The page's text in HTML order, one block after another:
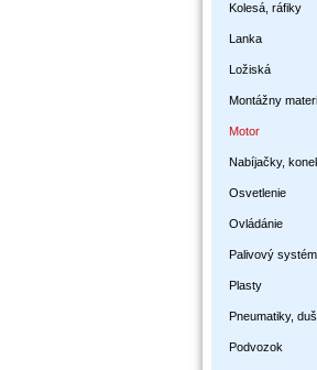
Kolesá, ráfiky
Lanka
Ložiská
Montážny
Motor
Nabíjačky,
Osvetlenie
Ovládánie
Palivový systém
Plasty
Pneumatiky,
Podvozok